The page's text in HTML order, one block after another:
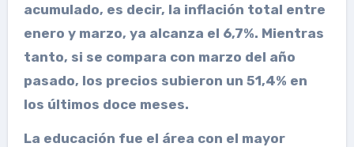
acumulado, es decir, la inflación total entre
enero y marzo, ya alcanza el 6,7%. Mientras
tanto, si se compara con marzo del año
pasado, los precios subieron un 51,4% en
los últimos doce meses.
La educación fue el área con el mayor